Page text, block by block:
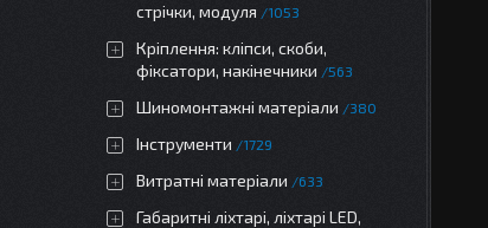
стрічки, модуля
1053
Кріплення: кліпси, скоби,
фіксатори, накінечники
563
Шиномонтажні матеріали 380
Інструменти 1729
Витратні матеріали 633
Габаритні ліхтарі, ліхтарі LED,